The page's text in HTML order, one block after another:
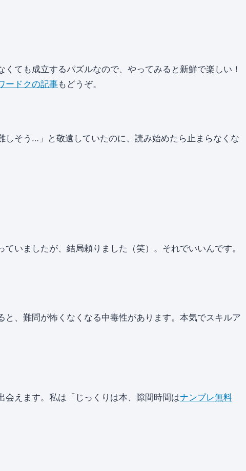
ても成立するパズルなので、やってみると新鮮で楽しい！
ードクの記事もどうぞ。
そう…」と敬遠していたのに、読み始めたら止まらなくな
いましたが、結局頼りました（笑）。それでいいんです。
、難問が怖くなくなる中毒性があります。本気でスキルア
えます。私は「じっくりは本、隙間時間はナンプレ無料